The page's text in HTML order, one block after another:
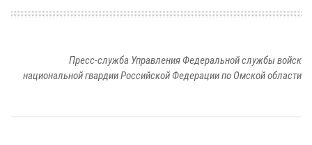
Пресс-служба Управления Федеральной службы войск
национальной гвардии Российской Федерации по Омской области